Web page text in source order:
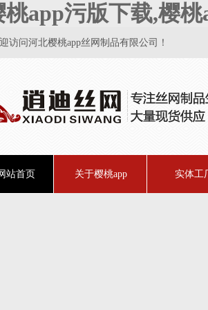
app污版下载,樱
迎访问河北樱桃app丝网制品有限公司！
站首页 关于樱桃app 实体工